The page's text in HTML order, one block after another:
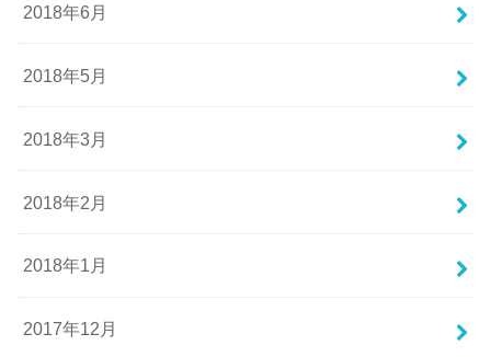
2018年6月
2018年5月
2018年3月
2018年2月
2018年1月
2017年12月